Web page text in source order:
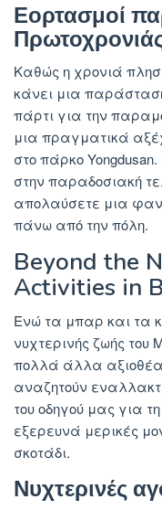
Εορτασμοί
Καθώς η χρονιά
κάνει μια
πάρτι για την
μια πραγματικά
στο πάρκο
στην παραδοσιακή
απολαύσετε μια
πάνω από την πόλη.
Beyond the
Activities in
Ενώ τα μπαρ και τα
νυχτερινής ζωής
πολλά άλλα
αναζητούν
του οδηγού μας για
εξερευνά μερικές
σκοτάδι.
Νυχτερινές